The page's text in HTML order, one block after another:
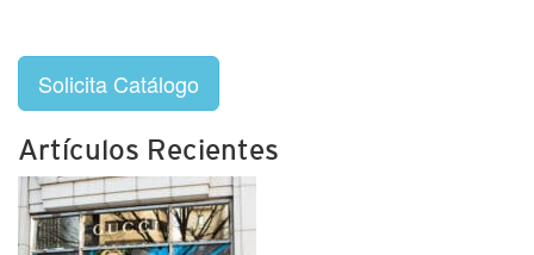
Solicita Catálogo
Artículos Recientes